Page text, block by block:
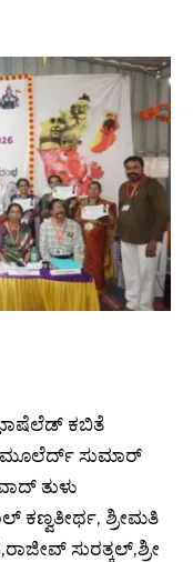
ಕಬಿತೆ
ಮೂಲೆರ್ದ್ ಸುಮಾರ್
ತುಳು
ಕಣ್ವತೀರ್ಥ, ಶ್ರೀಮತಿ
ಸುರತ್ಕಲ್,ಶ್ರೀ